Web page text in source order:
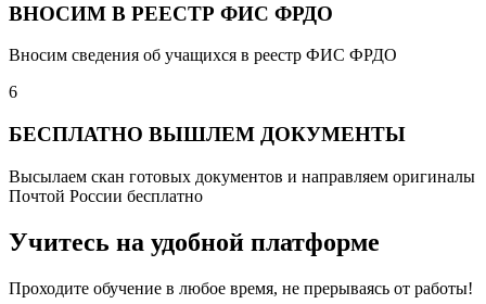
ВНОСИМ В РЕЕСТР ФИС ФРДО
Вносим сведения об учащихся в реестр ФИС ФРДО
6
БЕСПЛАТНО ВЫШЛЕМ ДОКУМЕНТЫ
Высылаем скан готовых документов и направляем оригиналы
Почтой России бесплатно
Учитесь на удобной платформе
Проходите обучение в любое время, не прерываясь от работы!